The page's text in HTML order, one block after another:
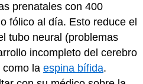
prenatales con 400
fólico al día. Esto reduce el
tubo neural (problemas
incompleto del cerebro
como la espina bífida.